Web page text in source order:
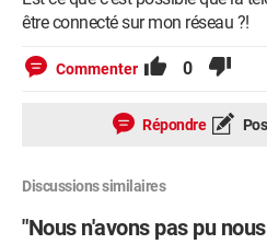
être connecté sur mon réseau ?!
Commenter 0
Répondre
Discussions similaires
"Nous n'avons pas pu